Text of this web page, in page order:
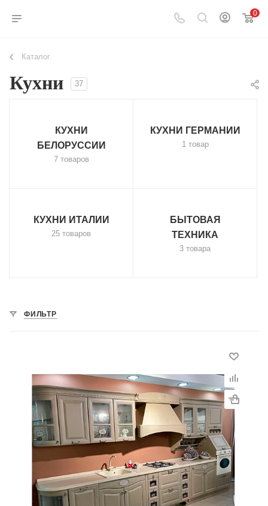
0
Каталог
Кухни 37
КУХНИ
БЕЛОРУССИИ
7 товаров
КУХНИ ГЕРМАНИИ
1 товар
КУХНИ ИТАЛИИ
25 товаров
БЫТОВАЯ
ТЕХНИКА
3 товара
ФИЛЬТР